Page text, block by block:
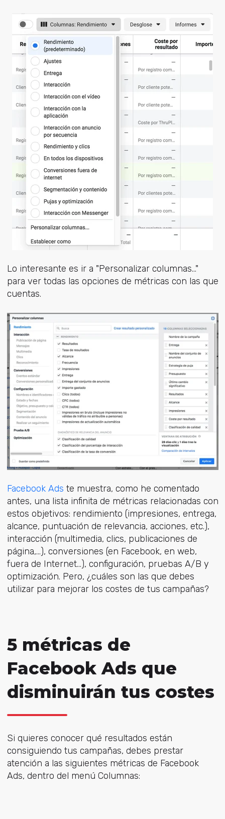
Lo interesante es ir a "Personalizar columnas..."
para ver todas las opciones de métricas con las que
cuentas.
Facebook Ads te muestra, como he comentado
antes, una lista infinita de métricas relacionadas con
estos objetivos: rendimiento (impresiones, entrega,
alcance, puntuación de relevancia, acciones, etc.),
interacción (multimedia, clics, publicaciones de
página,...), conversiones (en Facebook, en web,
fuera de Internet…), configuración, pruebas A/B y
optimización. Pero, ¿cuáles son las que debes
utilizar para mejorar los costes de tus campañas?
5 métricas de
Facebook Ads que
disminuirán tus costes
Si quieres conocer qué resultados están
consiguiendo tus campañas, debes prestar
atención a las siguientes métricas de Facebook
Ads, dentro del menú Columnas: